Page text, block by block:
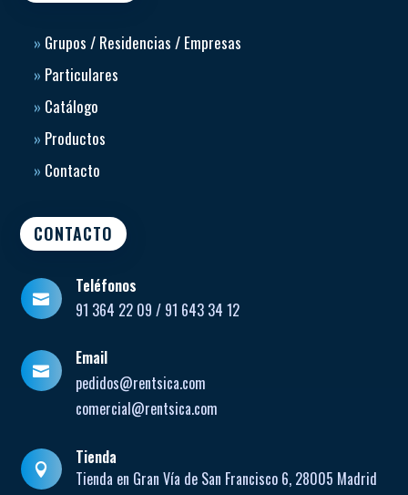
» Grupos / Residencias / Empresas
» Particulares
» Catálogo
» Productos
» Contacto
CONTACTO

Teléfonos
91 364 22 09 / 91 643 34 12

Email
pedidos@rentsica.com
comercial@rentsica.com

Tienda
Tienda en Gran Vía de San Francisco 6, 28005 Madrid